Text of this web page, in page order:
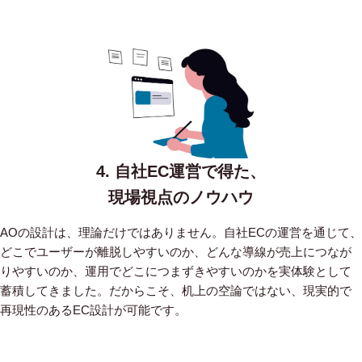
4. 自社EC運営で得た、
現場視点のノウハウ
AOの設計は、理論だけではありません。自社ECの運営を通じて、
どこでユーザーが離脱しやすいのか、どんな導線が売上につなが
りやすいのか、運用でどこにつまずきやすいのかを実体験として
蓄積してきました。だからこそ、机上の空論ではない、現実的で
再現性のあるEC設計が可能です。